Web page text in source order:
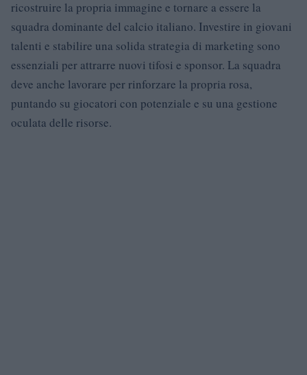
ricostruire la propria immagine e tornare a essere la
squadra dominante del calcio italiano. Investire in giovani
talenti e stabilire una solida strategia di marketing sono
essenziali per attrarre nuovi tifosi e sponsor. La squadra
deve anche lavorare per rinforzare la propria rosa,
puntando su giocatori con potenziale e su una gestione
oculata delle risorse.